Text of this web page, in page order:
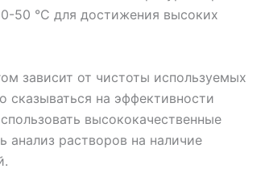
50 °C для достижения высоких
зависит от чистоты используемых
сказываться на эффективности
высококачественные
анализ растворов на наличие